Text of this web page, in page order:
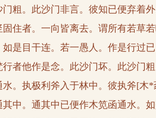
粗。此沙门非言。彼知已便弃着
住者。一向皆离去。谓所有若草
是目干连。若一愚人。作是行过
者他作是念。此沙门坏。此沙门
。执极利斧入于林中。彼执斧[
中。通其中已便作木笕函通水。